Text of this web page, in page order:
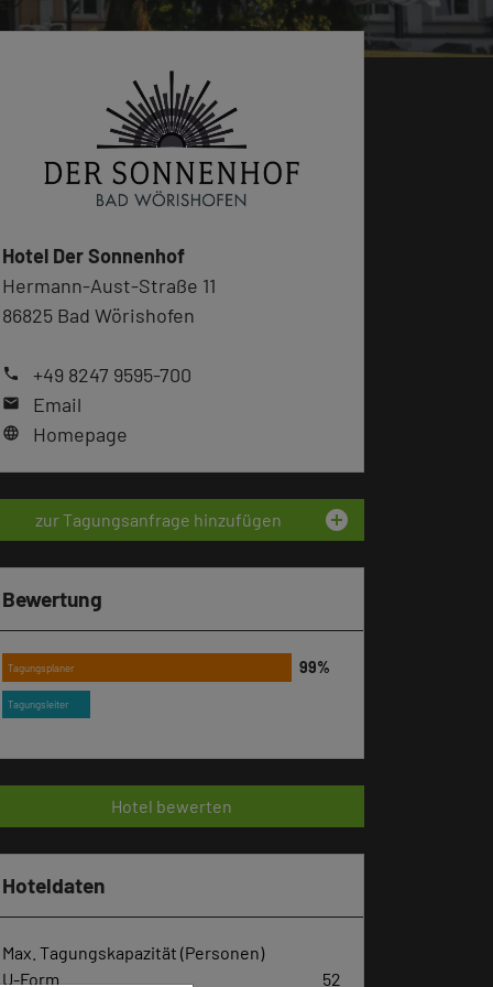
Hotel Der Sonnenhof
Hermann-Aust-Straße 11
86825 Bad Wörishofen
phone +49 8247 9595-700
mail Email
language Homepage
zur Tagungsanfrage hinzufügen add_circle
Bewertung
Tagungsplaner
Tagungsleiter
Hotel bewerten
Hoteldaten
Max. Tagungskapazität (Personen)
U-Form
52